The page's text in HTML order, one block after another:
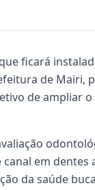
ficará
de Mairi,
de ampliar
em dentes
da saúde